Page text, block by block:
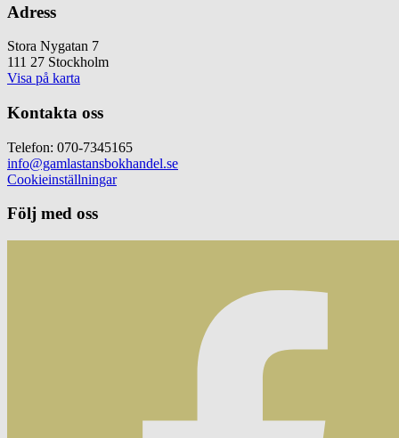
Adress
Stora Nygatan 7
111 27 Stockholm
Visa på karta
Kontakta oss
Telefon: 070-7345165
info@gamlastansbokhandel.se
Cookieinställningar
Följ med oss